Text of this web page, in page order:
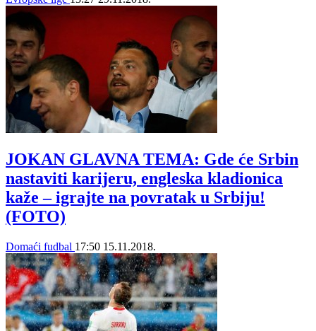
JOKAN GLAVNA TEMA: Gde će Srbin
nastaviti karijeru, engleska kladionica
kaže – igrajte na povratak u Srbiju!
(FOTO)
Domaći fudbal 17:50 15.11.2018.